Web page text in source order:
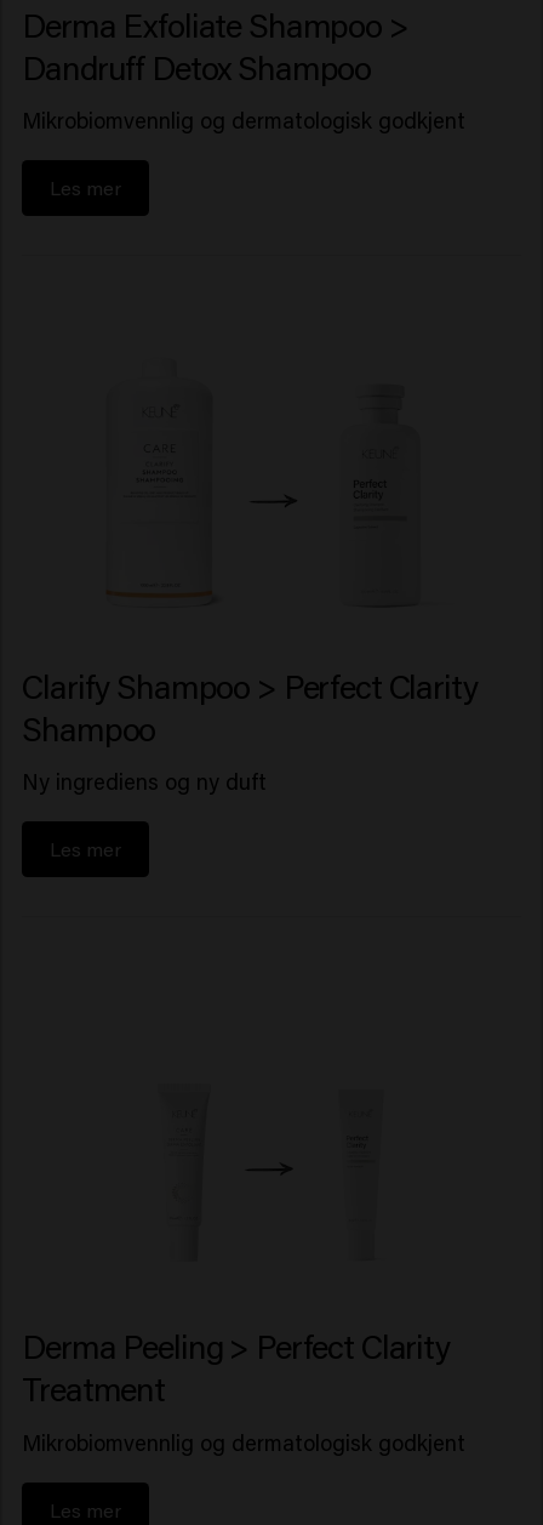
Derma Exfoliate Shampoo >
Dandruff Detox Shampoo
Mikrobiomvennlig og dermatologisk godkjent
Les mer
Clarify Shampoo > Perfect Clarity
Shampoo
Ny ingrediens og ny duft
Les mer
Derma Peeling > Perfect Clarity
Treatment
Mikrobiomvennlig og dermatologisk godkjent
Les mer